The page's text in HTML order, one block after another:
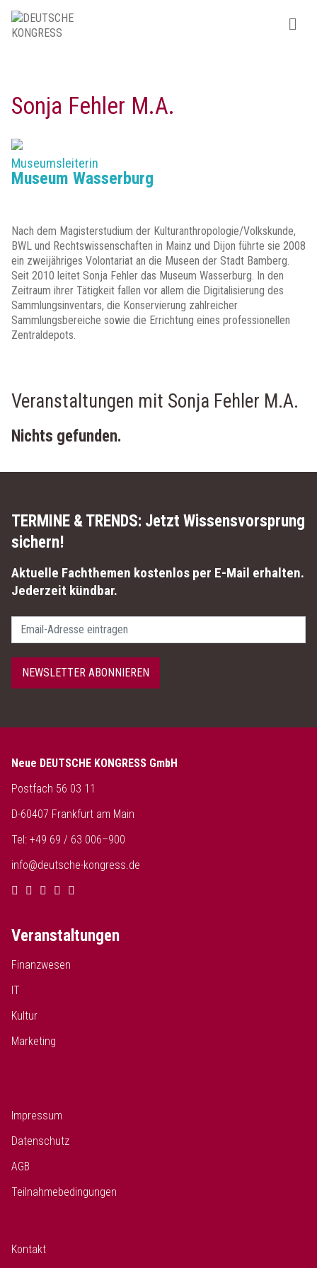
Sonja Fehler M.A.
Museumsleiterin
Museum Wasserburg
Nach dem Magisterstudium der Kulturanthropologie/Volkskunde,
BWL und Rechtswissenschaften in Mainz und Dijon führte sie 2008
ein zweijähriges Volontariat an die Museen der Stadt Bamberg.
Seit 2010 leitet Sonja Fehler das Museum Wasserburg. In den
Zeitraum ihrer Tätigkeit fallen vor allem die Digitalisierung des
Sammlungsinventars, die Konservierung zahlreicher
Sammlungsbereiche sowie die Errichtung eines professionellen
Zentraldepots.
Veranstaltungen mit Sonja Fehler M.A.
Nichts gefunden.
TERMINE & TRENDS: Jetzt Wissensvorsprung
sichern!
Aktuelle Fachthemen kostenlos per E-Mail erhalten.
Jederzeit kündbar.
Passwort
NEWSLETTER ABONNIEREN
Neue DEUTSCHE KONGRESS GmbH
Postfach 56 03 11
D-60407 Frankfurt am Main
Tel: +49 69 / 63 006–900
info@deutsche-kongress.de
Veranstaltungen
Finanzwesen
IT
Kultur
Marketing
Impressum
Datenschutz
AGB
Teilnahmebedingungen
Kontakt